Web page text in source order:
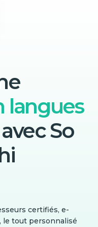
langues
avecSo
certifiés, e-
le tout personnalisé